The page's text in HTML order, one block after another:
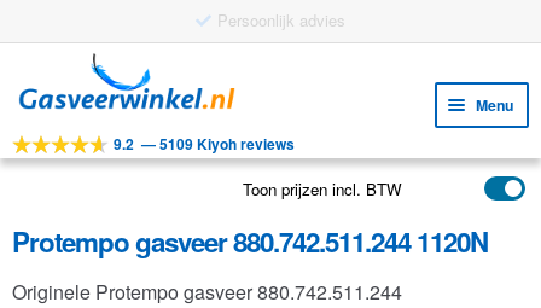
door
navigatie
naar
inhoud
Menu
Tools
Toepassingen
Klantenservice
9.2 —5109 Kiyoh reviews
Toon prijzen incl. BTW
Protempo gasveer 880.742.511.244 1120N
Originele Protempo gasveer 880.742.511.244